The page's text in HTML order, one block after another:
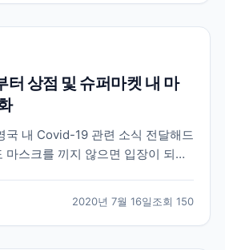
절차가 진행되지 못한 수...
상점 및 슈퍼마켓 내 마
국 내 Covid-19 관련 소식 전달해드
마스크를 끼지 않으면 입장이 되지
난 5 월 중순에는 퍼블릭 공간에서
2020년 7월 16일조회 150